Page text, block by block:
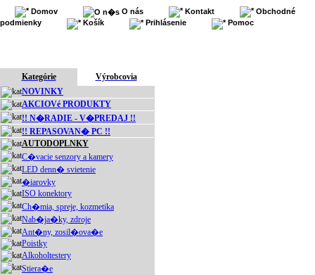
Domov O nás Kontakt
Obchodné
podmienky
Košík Prihlásenie Pomoc
Kategórie
Výrobcovia
NOVINKY
AKCIOVé PRODUKTY
!! N�RADIE - V�PREDAJ !!
!! REPASOVAN� PC !!
AUTODOPLNKY
C�vacie senzory a kamery
LED denn� svietenie
�iarovky
ISO konektory
Ch�mia, spreje, kozmetika
Nab�ja�ky, zdroje
Ant�ny, zosil�ova�e
Poistky
Alkoholtestery
Stiera�e